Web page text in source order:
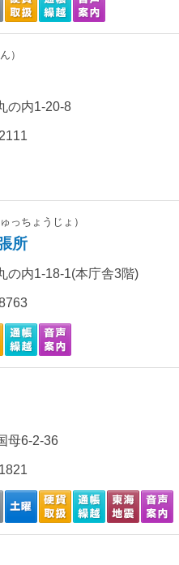
）
の内1-20-8
っちょうじょ）
所
の内1-18-1(本庁舎3階)
母6-2-36